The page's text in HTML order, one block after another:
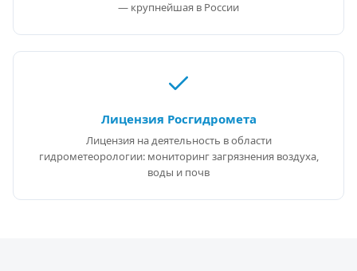
— крупнейшая в России
Лицензия Росгидромета
Лицензия на деятельность в области
гидрометеорологии: мониторинг загрязнения воздуха,
воды и почв